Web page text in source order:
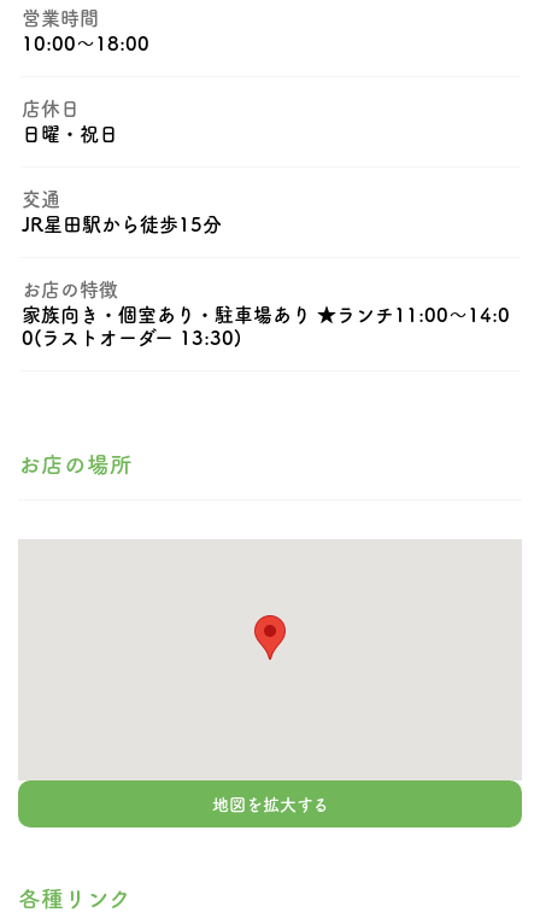
営業時間
10:00〜18:00
店休日
日曜・祝日
交通
JR星田駅から徒歩15分
お店の特徴
家族向き・個室あり・駐車場あり ★ランチ11:00〜14:0
0(ラストオーダー 13:30)
お店の場所
地図を拡大する
各種リンク